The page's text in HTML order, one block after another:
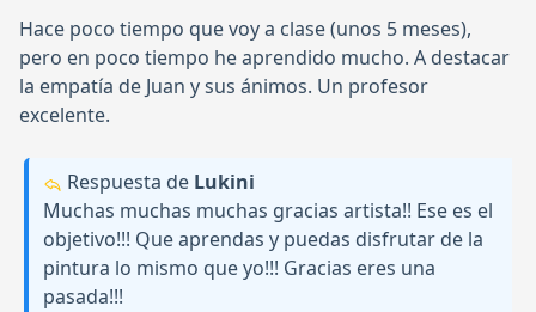
Hace poco tiempo que voy a clase (unos 5 meses),
pero en poco tiempo he aprendido mucho. A destacar
la empatía de Juan y sus ánimos. Un profesor
excelente.
Respuesta de Lukini
Muchas muchas muchas gracias artista!! Ese es el
objetivo!!! Que aprendas y puedas disfrutar de la
pintura lo mismo que yo!!! Gracias eres una
pasada!!!